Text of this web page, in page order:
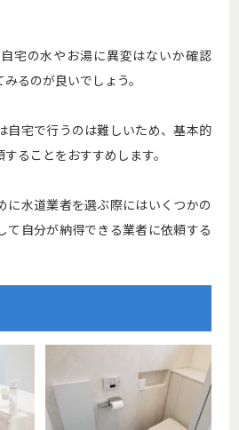
宅の水やお湯に異変はないか確認
るのが良いでしょう。
自宅で行うのは難しいため、基本的
ることをおすすめします。
に水道業者を選ぶ際にはいくつかの
て自分が納得できる業者に依頼する